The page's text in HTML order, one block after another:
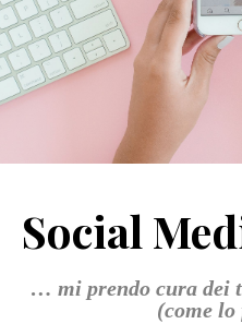
Social
… mi prendo cura dei
(come